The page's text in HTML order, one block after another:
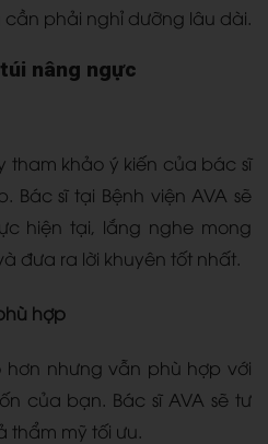
phải nghỉ dưỡng lâu dài.
nâng ngực
tham khảo ý kiến của bác sĩ
Bác sĩ tại Bệnh viện AVA sẽ
hiện tại, lắng nghe mong
đưa ra lời khuyên tốt nhất.
hợp
hơn nhưng vẫn phù hợp với
của bạn. Bác sĩ AVA sẽ tư
thẩm mỹ tối ưu.